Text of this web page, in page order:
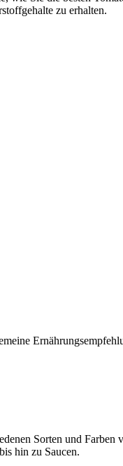
zu erhalten.
Sorten und Farben
hin zu Saucen.